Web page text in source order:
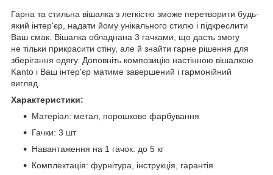
Гарна та стильна вішалка з легкістю зможе перетворити будь-
який інтер'єр, надати йому унікального стилю і підкреслити
Ваш смак. Вішалка обладнана 3 гачками, що дасть змогу
не тільки прикрасити стіну, але й знайти гарне рішення для
зберігання одягу. Доповніть композицію настінною вішалкою
Kanto і Ваш інтер'єр матиме завершений і гармонійний
вигляд.
Характеристики:
Матеріал: метал, порошкове фарбування
Гачки: 3 шт
Навантаження на 1 гачок: до 5 кг
Комплектація: фурнітура, інструкція, гарантія